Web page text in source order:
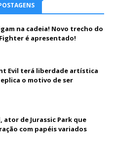
na cadeia! Novo trecho do
é apresentado!
Evil terá liberdade artística
o motivo de ser
ator de Jurassic Park que
com papéis variados